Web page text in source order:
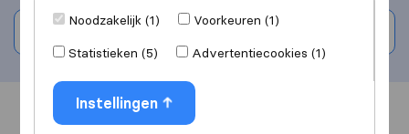
Schrijf beoordeling
Overzicht Reviews
Noodzakelijk (1)
Voorkeuren (1)
Statistieken (5)
Advertentiecookies (1)
Instellingen